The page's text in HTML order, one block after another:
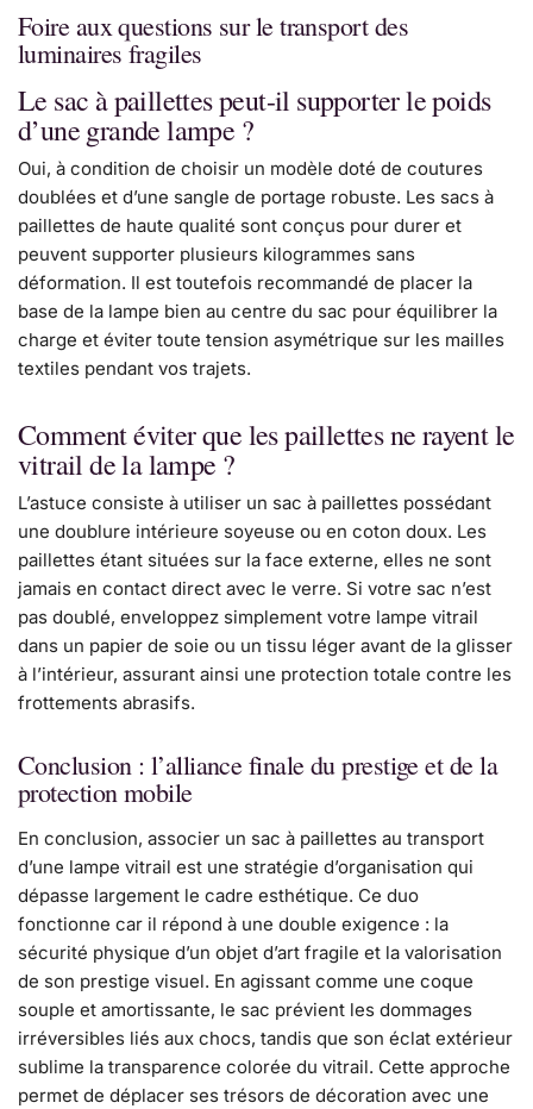
Foire aux questions sur le transport des
luminaires fragiles
Le sac à paillettes peut-il supporter le poids
d’une grande lampe ?
Oui, à condition de choisir un modèle doté de coutures
doublées et d’une sangle de portage robuste. Les sacs à
paillettes de haute qualité sont conçus pour durer et
peuvent supporter plusieurs kilogrammes sans
déformation. Il est toutefois recommandé de placer la
base de la lampe bien au centre du sac pour équilibrer la
charge et éviter toute tension asymétrique sur les mailles
textiles pendant vos trajets.
Comment éviter que les paillettes ne rayent le
vitrail de la lampe ?
L’astuce consiste à utiliser un sac à paillettes possédant
une doublure intérieure soyeuse ou en coton doux. Les
paillettes étant situées sur la face externe, elles ne sont
jamais en contact direct avec le verre. Si votre sac n’est
pas doublé, enveloppez simplement votre lampe vitrail
dans un papier de soie ou un tissu léger avant de la glisser
à l’intérieur, assurant ainsi une protection totale contre les
frottements abrasifs.
Conclusion : l’alliance finale du prestige et de la
protection mobile
En conclusion, associer un sac à paillettes au transport
d’une lampe vitrail est une stratégie d’organisation qui
dépasse largement le cadre esthétique. Ce duo
fonctionne car il répond à une double exigence : la
sécurité physique d’un objet d’art fragile et la valorisation
de son prestige visuel. En agissant comme une coque
souple et amortissante, le sac prévient les dommages
irréversibles liés aux chocs, tandis que son éclat extérieur
sublime la transparence colorée du vitrail. Cette approche
permet de déplacer ses trésors de décoration avec une